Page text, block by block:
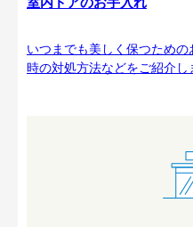
いつまでも美しく保つため
時の対処方法などをご紹介し